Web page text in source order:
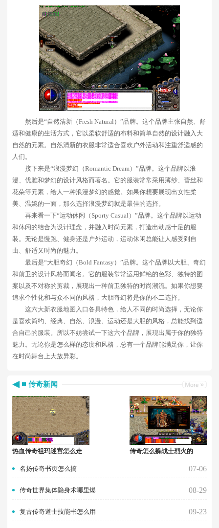
然后是“自然清新（Fresh Natural）”品牌。这个品牌主张自然、舒
适和健康的生活方式，它以柔软舒适的布料和简单自然的设计融入大
自然的元素。自然清新的衣服非常适合喜欢户外活动和注重舒适感的
人们。
接下来是“浪漫梦幻（Romantic Dream）”品牌。这个品牌以浪
漫、优雅和梦幻的设计风格而著名。它的服装常常采用薄纱、蕾丝和
花朵等元素，给人一种浪漫梦幻的感觉。如果你想要展现出女性柔
美、温婉的一面，那么选择浪漫梦幻就是最佳的选择。
再来看一下“运动休闲（Sporty Casual）”品牌。这个品牌以运动
和休闲的结合为设计理念，并融入时尚元素，打造出动感十足的服
装。无论是慢跑、健身还是户外运动，运动休闲总能让人感受到自
由、舒适又时尚的魅力。
最后是“大胆奇幻（Bold Fantasy）”品牌。这个品牌以大胆、奇幻
和前卫的设计风格而闻名。它的服装常常运用鲜艳的色彩、独特的图
案以及不对称的剪裁，展现出一种前卫独特的时尚潮流。如果你想要
追求个性化和与众不同的风格，大胆奇幻将是你的不二选择。
这六大新衣服地图入口各具特色，给人不同的时尚选择，无论你
是喜欢简约、经典、自然、浪漫、运动还是大胆的风格，总能找到适
合自己的服装。所以不妨尝试一下这六个品牌，展现出属于你的独特
魅力。无论你是怎么样的态度和风格，总有一个品牌能满足你，让你
在时尚舞台上大放异彩。
传奇新闻
热血传奇祖玛迷宫怎么走 传奇怎么躲战士烈火的
名扬传奇书页怎么搞 07-06
传奇世界集体隐身术哪里爆 08-29
复古传奇道士技能书怎么用 09-23